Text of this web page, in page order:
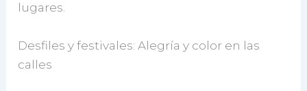
lugares.
Desfiles y festivales: Alegría y color en las
calles